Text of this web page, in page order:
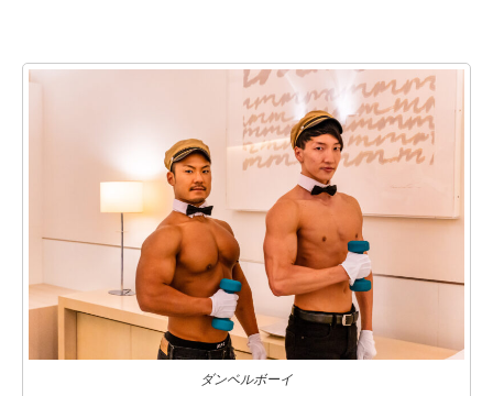
ダンベルボーイ